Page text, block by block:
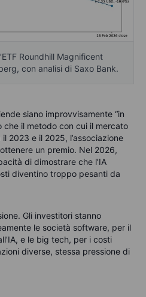
Roundhill Magnificent
con analisi di Saxo Bank.
siano improvvisamente “in
il metodo con cui il mercato
2023 e il 2025, l’associazione
un premio. Nel 2026,
di dimostrare che l’IA
diventino troppo pesanti da
Gli investitori stanno
le società software, per il
e le big tech, per i costi
diverse, stessa pressione di